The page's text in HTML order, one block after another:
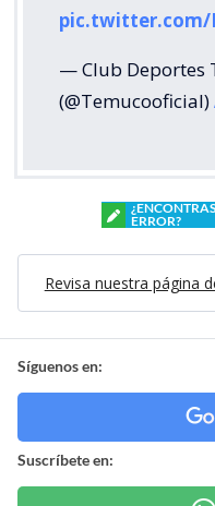
pic.twitter.com/
— Club Deportes
(@Temucooficial)
ERROR?
Revisa nuestra página
Síguenos en:
Suscríbete en: